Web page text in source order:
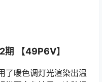
期 【49P6V】
了暖色调灯光渲染出温